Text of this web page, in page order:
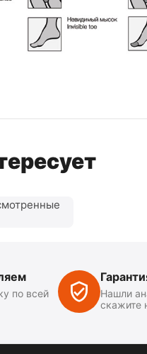
по всей
Нашли
скажите